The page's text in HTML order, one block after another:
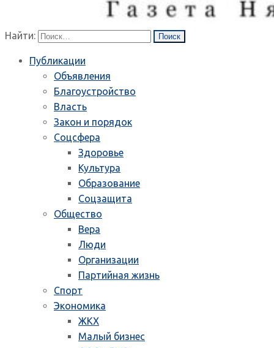
Найти:
Публикации
Объявления
Благоустройство
Власть
Закон и порядок
Соцсфера
Здоровье
Культура
Образование
Соцзащита
Общество
Вера
Люди
Организации
Партийная жизнь
Спорт
Экономика
ЖКХ
Малый бизнес